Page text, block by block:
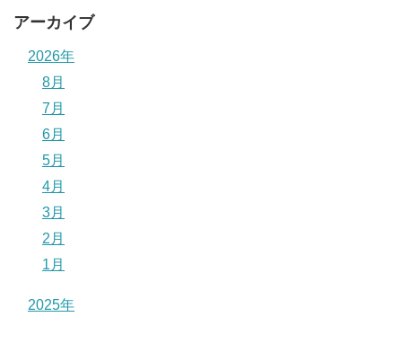
アーカイブ
2026年
8月
7月
6月
5月
4月
3月
2月
1月
2025年